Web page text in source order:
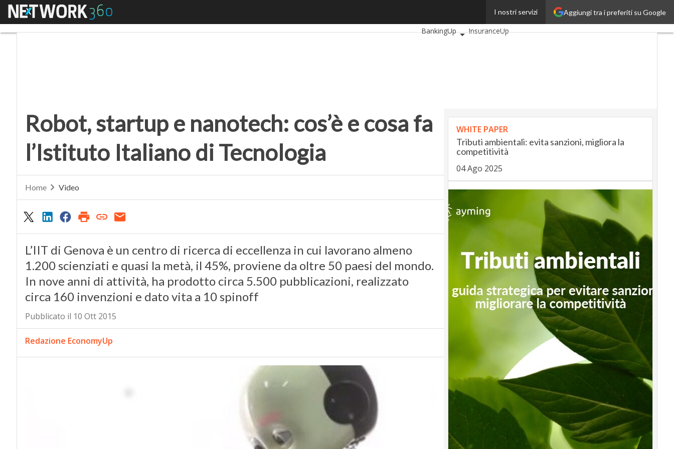
Aggiungi tra i preferiti su Google
I nostri servizi
Menu
AutomotiveUp
BankingUp
InsuranceUp
Robot, startup e nanotech: cos’è e cosa fa
l’Istituto Italiano di Tecnologia
Home Video
L’IIT di Genova è un centro di ricerca di eccellenza in cui lavorano almeno
1.200 scienziati e quasi la metà, il 45%, proviene da oltre 50 paesi del mondo.
In nove anni di attività, ha prodotto circa 5.500 pubblicazioni, realizzato
circa 160 invenzioni e dato vita a 10 spinoff
Pubblicato il 10 Ott 2015
Redazione EconomyUp
WHITE PAPER
Tributi ambientali: evita sanzioni, migliora la
competitività
04 Ago 2025